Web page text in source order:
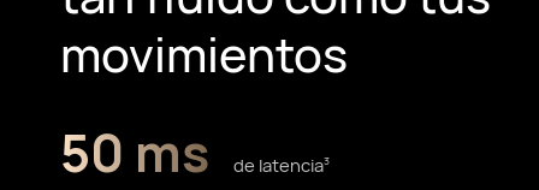
movimientos
50 ms de latencia⁠3